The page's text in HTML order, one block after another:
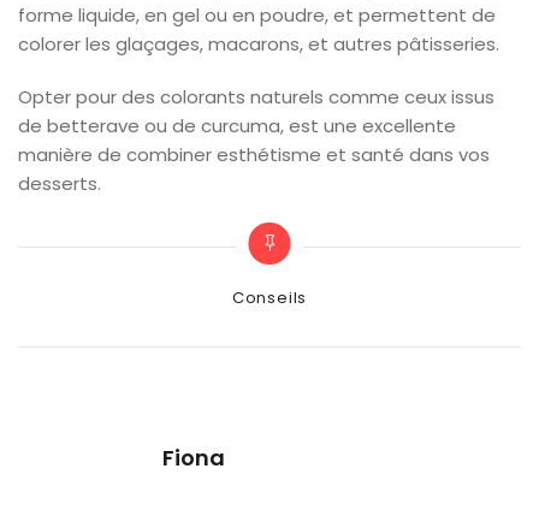
forme liquide, en gel ou en poudre, et permettent de
colorer les glaçages, macarons, et autres pâtisseries.
Opter pour des colorants naturels comme ceux issus
de betterave ou de curcuma, est une excellente
manière de combiner esthétisme et santé dans vos
desserts.
Categories
Conseils
Fiona